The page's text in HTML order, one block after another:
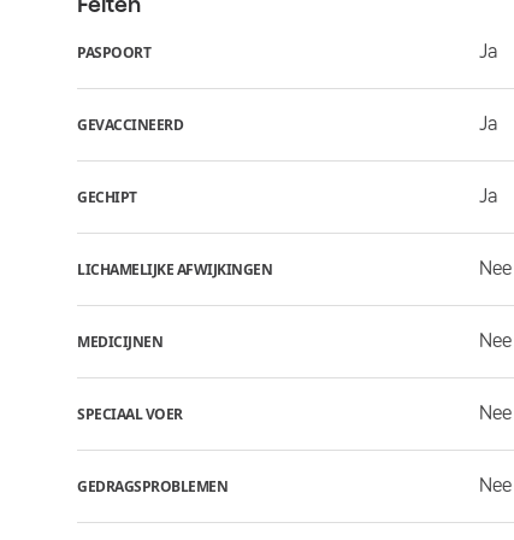
PASPOORT Ja
GEVACCINEERD Ja
GECHIPT Ja
LICHAMELIJKE AFWIJKINGEN Nee
MEDICIJNEN Nee
SPECIAAL VOER Nee
GEDRAGSPROBLEMEN Nee